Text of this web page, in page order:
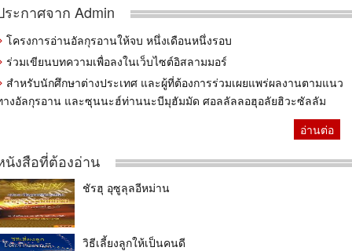
ระกาศจาก Admin
โครงการอ่านอัลกุรอานให้จบ หนึ่งเดือนหนึ่งรอบ
ร่วมเขียนบทความเพื่อลงในเว็บไซต์อิสลามมอร์
สำหรับนักศึกษาต่างประเทศ และผู้ที่ต้องการร่วมเผยแพร่ผลงานตามแนว
างอัลกุรอาน และซุนนะฮ์ท่านนะบีมุฮัมมัด ศอลลัลลอฮุอลัยฮิวะซัลลัม
อ่านต่อ
นังสือที่ต้องอ่าน
ชัรฮุ อุซูลุลอีหม่าน
วิธีเลี้ยงลูกให้เป็นคนดี